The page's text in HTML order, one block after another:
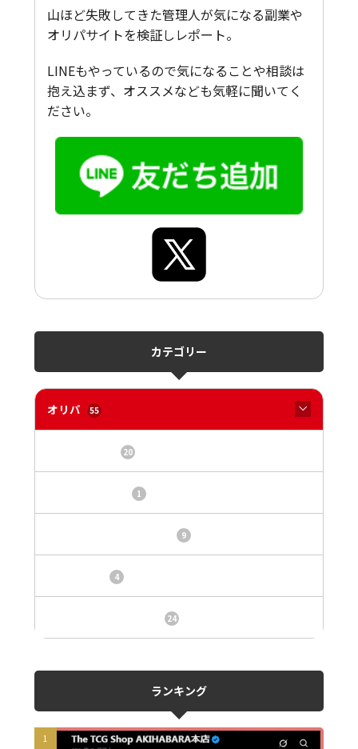
山ほど失敗してきた管理人が気になる副業や
オリパサイトを検証しレポート。
LINEもやっているので気になることや相談は
抱え込まず、オススメなども気軽に聞いてく
ださい。
カテゴリー
オリパ 55
20
1
9
4
24
ランキング